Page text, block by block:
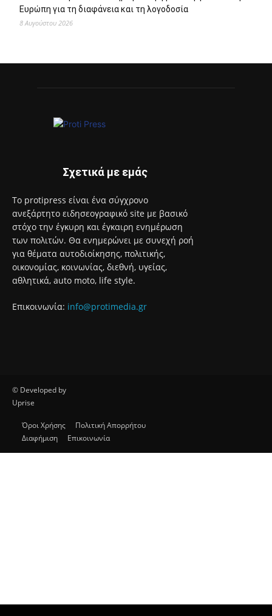
Ευρώπη για τη διαφάνεια και τη λογοδοσία
8 Αυγούστου 2026
Σχετικά με εμάς
Το protipress είναι ένα σύγχρονο
ανεξάρτητο ειδησεογραφικό site με βασικό
στόχο την έγκυρη και έγκαιρη ενημέρωση
των πολιτών. Θα ενημερώνει με συνεχή ροή
για θέματα αυτοδιοίκησης, πολιτικής,
οικονομίας, κοινωνίας, διεθνή, υγείας,
αθλητικά, auto moto, life style.
Επικοινωνία: info@protimedia.gr
© Developed by
Uprise
Όροι Χρήσης
Πολιτική Απορρήτου
Διαφήμιση
Επικοινωνία